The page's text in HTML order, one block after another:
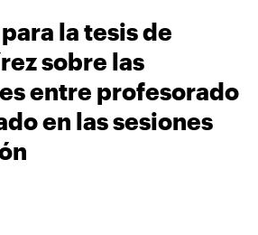
la tesis de
sobre las
entre profesorado
en las sesiones